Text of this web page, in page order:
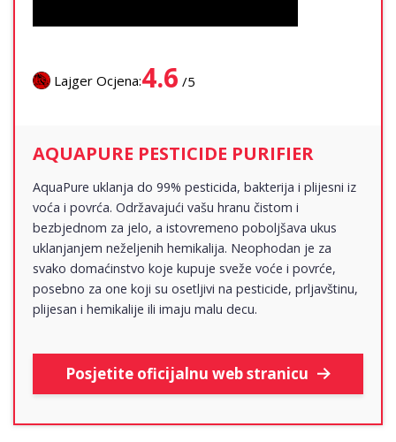
Lajger Ocjena:4.6 /5
AQUAPURE PESTICIDE PURIFIER
AquaPure uklanja do 99% pesticida, bakterija i plijesni iz
voća i povrća. Održavajući vašu hranu čistom i
bezbjednom za jelo, a istovremeno poboljšava ukus
uklanjanjem neželjenih hemikalija. Neophodan je za
svako domaćinstvo koje kupuje sveže voće i povrće,
posebno za one koji su osetljivi na pesticide, prljavštinu,
plijesan i hemikalije ili imaju malu decu.
Posjetite oficijalnu web stranicu